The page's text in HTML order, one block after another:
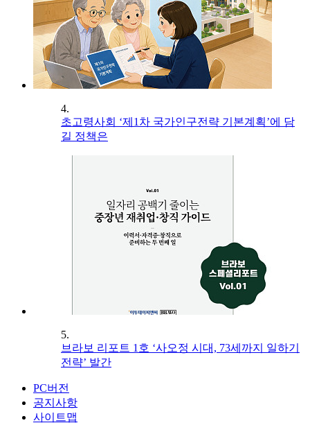
4.
초고령사회 ‘제1차 국가인구전략 기본계획’에 담
길 정책은
5.
브라보 리포트 1호 ‘사오정 시대, 73세까지 일하기
전략’ 발간
PC버전
공지사항
사이트맵